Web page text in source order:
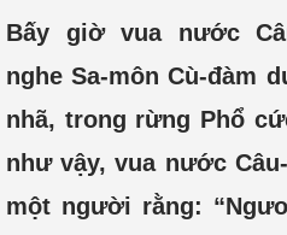
Bấy giờ vua nước
nghe Sa-môn Cù-đàm
nhã, trong rừng Phổ
như vậy, vua nước
một người rằng: